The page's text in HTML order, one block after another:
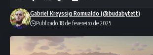
Gabriel Kreyssig Romualdo (@budabytett)
Publicado 18 de fevereiro de 2025